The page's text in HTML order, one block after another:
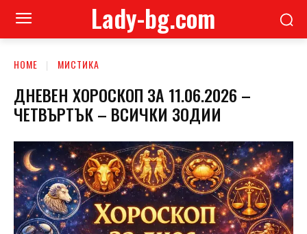
Lady-bg.com
HOME МИСТИКА
ДНЕВЕН ХОРОСКОП ЗА 11.06.2026 –
ЧЕТВЪРТЪК – ВСИЧКИ ЗОДИИ